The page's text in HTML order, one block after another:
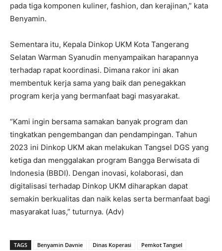
pada tiga komponen kuliner, fashion, dan kerajinan,” kata
Benyamin.
Sementara itu, Kepala Dinkop UKM Kota Tangerang
Selatan Warman Syanudin menyampaikan harapannya
terhadap rapat koordinasi. Dimana rakor ini akan
membentuk kerja sama yang baik dan penegakkan
program kerja yang bermanfaat bagi masyarakat.
“Kami ingin bersama samakan banyak program dan
tingkatkan pengembangan dan pendampingan. Tahun
2023 ini Dinkop UKM akan melakukan Tangsel DGS yang
ketiga dan menggalakan program Bangga Berwisata di
Indonesia (BBDI). Dengan inovasi, kolaborasi, dan
digitalisasi terhadap Dinkop UKM diharapkan dapat
semakin berkualitas dan naik kelas serta bermanfaat bagi
masyarakat luas,” tuturnya. (Adv)
TAGS Benyamin Davnie Dinas Koperasi
Pemkot Tangsel